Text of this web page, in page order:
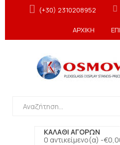
(+30) 2310208952
ΑΡΧΙΚΗ
ΚΑΛΑΘΙ ΑΓΟΡΩΝ
0 αντικείμενο(α) -€